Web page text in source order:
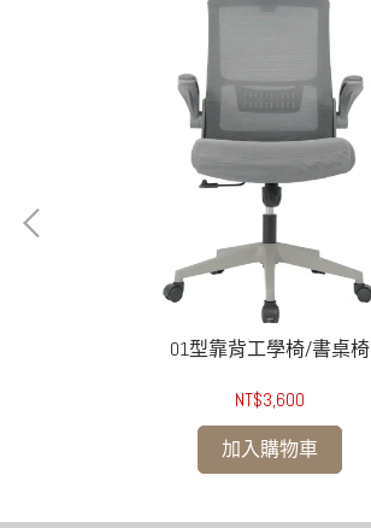
01型靠背工學椅/書桌椅
NT$3,600
加入購物車